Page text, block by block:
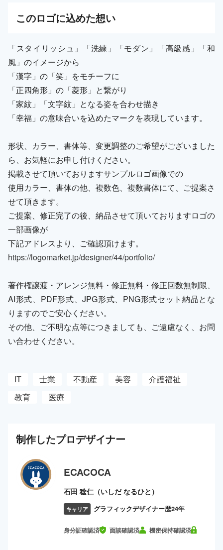
このロゴに込めた想い
「スタイリッシュ」「洗練」「モダン」「高級感」「和
風」のイメージから
「漢字」の「笑」をモチーフに
「正四角形」の「菱形」と繋がり
「家紋」「文字紋」となる姿を合わせ描き
「幸福」の意味合いを込めたマークを表現しています。
形状、カラー、書体等、変更調整のご希望がございました
ら、お気軽にお申し付けください。
掲載させて頂いておりますサンプルロゴ画像での
使用カラー、書体の他、複数色、複数書体にて、ご提案さ
せて頂きます。
ご提案、修正完了の後、納品させて頂いておりますロゴの
一部画像が
下記アドレスより、ご確認頂けます。
https://logomarket.jp/designer/44/portfolio/
著作権譲渡・アレンジ無料・修正無料・修正回数無制限、
AI形式、PDF形式、JPG形式、PNG形式セット納品とな
りますのでご安心ください。
その他、ご不明な点等につきましても、ご遠慮なく、お問
い合わせください。
IT 士業 不動産 美容
介護福祉
教育
医療
制作したプロデザイナー
ECACOCA
石田 稔仁（いしだ なるひと）
キャリア グラフィックデザイナー歴24年
身分証確認済 面談確認済 機密保持確認済